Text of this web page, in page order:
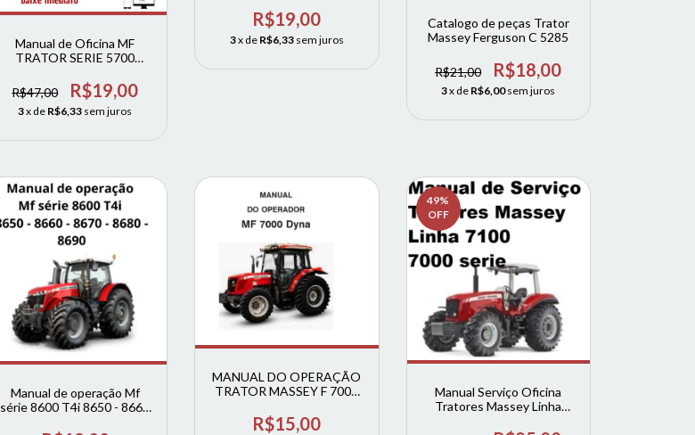
Manual de Oficina MF
TRATOR SERIE 5700
5711 SL / MF 5712 SL / MF
5713 SL
R$47,00 R$19,00
3x de R$6,33 sem juros
R$19,00
3x de R$6,33 sem juros
Catalogo de peças Trator
Massey Ferguson C 5285
R$21,00 R$18,00
3x de R$6,00sem juros
Manual de operação Mf
série 8600 T4i 8650 - 8660
MANUAL DO OPERAÇÃO
TRATOR MASSEY F 7000
R$15,00
49%
OFF
Manual Serviço Oficina
Tratores Massey Linha